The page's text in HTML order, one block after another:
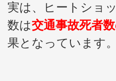
実は、ヒートショ
数は交通事故死者
果となっています。